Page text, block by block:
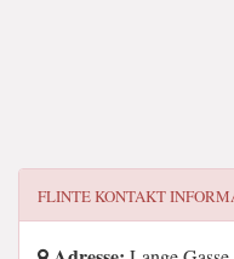
FLINTEKONTAKT